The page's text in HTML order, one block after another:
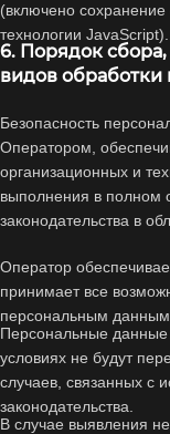
(включено
технологии JavaScript).
6. Порядок
видов
Безопасность
Оператором,
организационных и
выполнения в полном
законодательства в
Оператор
принимает все
персональным
Персональные данные
условиях не будут
случаев, связанных с
законодательства.
В случае выявления